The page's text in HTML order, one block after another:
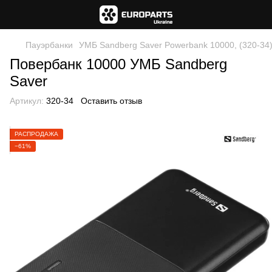
Пауэрбанки УМБ Sandberg Saver Powerbank 10000, (320-34)
Повербанк 10000 УМБ Sandberg
Saver
Артикул: 320-34 Оставить отзыв
РАСПРОДАЖА
−61%